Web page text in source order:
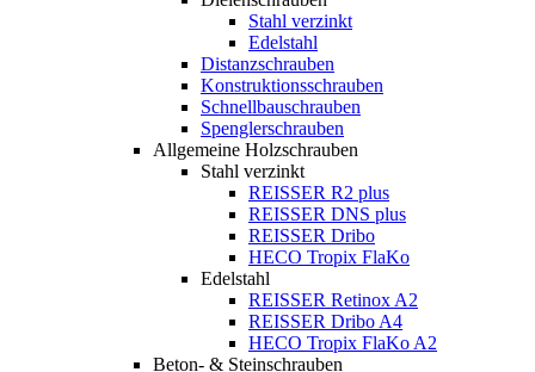
Stahl verzinkt
Edelstahl
Distanzschrauben
Konstruktionsschrauben
Schnellbauschrauben
Spenglerschrauben
Allgemeine Holzschrauben
Stahl verzinkt
REISSER R2 plus
REISSER DNS plus
REISSER Dribo
HECO Tropix FlaKo
Edelstahl
REISSER Retinox A2
REISSER Dribo A4
HECO Tropix FlaKo A2
Beton- & Steinschrauben